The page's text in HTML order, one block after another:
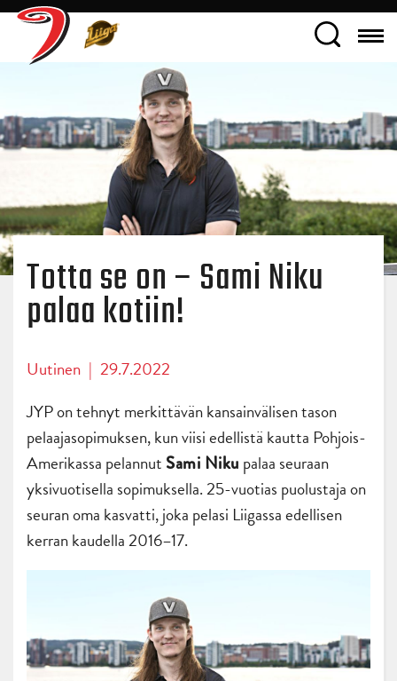
Totta se on – Sami Niku
palaa kotiin!
Uutinen | 29.7.2022
JYP on tehnyt merkittävän kansainvälisen tason
pelaajasopimuksen, kun viisi edellistä kautta Pohjois-
Amerikassa pelannut Sami Niku palaa seuraan
yksivuotisella sopimuksella. 25-vuotias puolustaja on
seuran oma kasvatti, joka pelasi Liigassa edellisen
kerran kaudella 2016–17.